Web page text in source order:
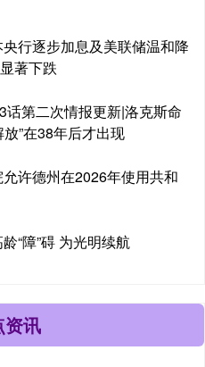
行逐步加息及美联储温和降
著下跌
第二次情报更新|洛克斯命
”在38年后才出现
许德州在2026年使用共和
“障”碍 为光明续航
资讯